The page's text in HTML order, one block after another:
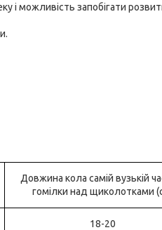
і можливість запобігати
Довжина кола самій вузькій
гомілки над щиколотками
18-20